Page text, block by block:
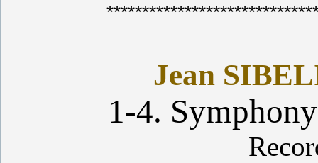
Jean
1-4.